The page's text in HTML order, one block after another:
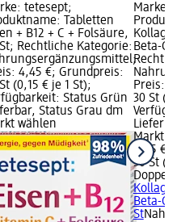
tetesept;
Tabletten
+ B12 + C + Folsäure,
Rechtliche Kategorie:
4,45 €; Grundpreis:
(0,15 € je 1 St);
Status Grün
Status Grau dm
wählen
Marke:
Beta-
Preis:
30 St
Markt
6,95 €
30 St
Beta-
St